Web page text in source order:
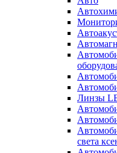
Линзы
света